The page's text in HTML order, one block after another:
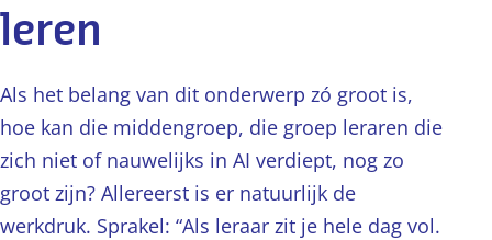
leren
Als het belang van dit onderwerp zó groot is,
hoe kan die middengroep, die groep leraren die
zich niet of nauwelijks in AI verdiept, nog zo
groot zijn? Allereerst is er natuurlijk de
werkdruk. Sprakel: “Als leraar zit je hele dag vol.